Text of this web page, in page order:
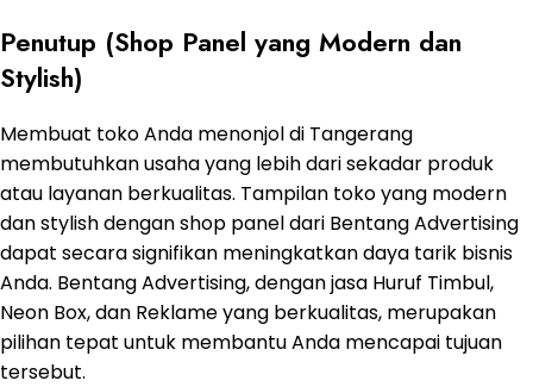
Penutup (Shop Panel yang Modern dan
Stylish)
Membuat toko Anda menonjol di Tangerang
membutuhkan usaha yang lebih dari sekadar produk
atau layanan berkualitas. Tampilan toko yang modern
dan stylish dengan shop panel dari Bentang Advertising
dapat secara signifikan meningkatkan daya tarik bisnis
Anda. Bentang Advertising, dengan jasa Huruf Timbul,
Neon Box, dan Reklame yang berkualitas, merupakan
pilihan tepat untuk membantu Anda mencapai tujuan
tersebut.